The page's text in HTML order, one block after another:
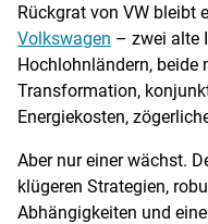
Rückgrat von VW bleibt
Volkswagen – zwei alte
Hochlohnländern, beide
Transformation,
Energiekosten,
Aber nur einer wächst.
klügeren Strategien,
Abhängigkeiten und